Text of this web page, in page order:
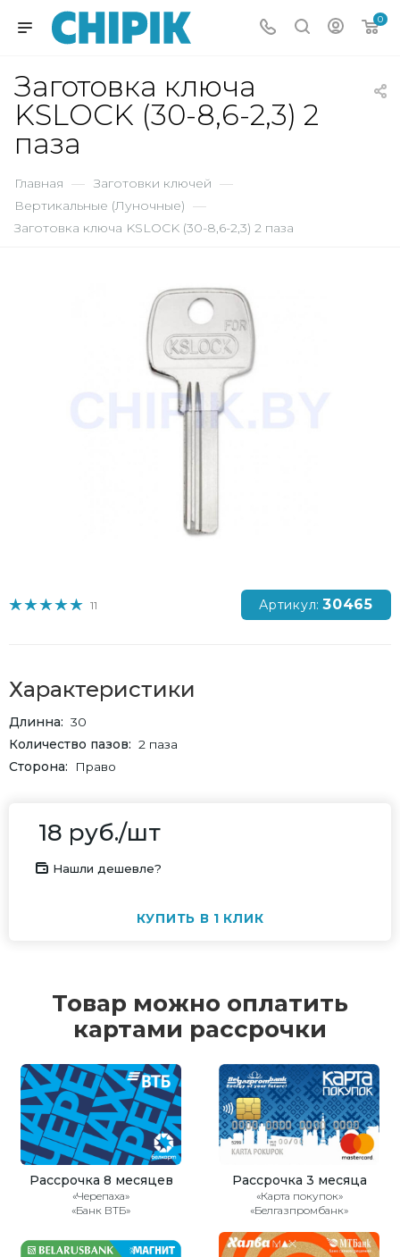
0
Заготовка ключа
KSLOCK (30-8,6-2,3) 2
паза
Главная — Заготовки ключей —
Вертикальные (Луночные) —
Заготовка ключа KSLOCK (30-8,6-2,3) 2 паза
11 Артикул: 30465
Характеристики
Длинна
30
Количество пазов
2 паза
Сторона
Право
18 руб./шт
Нашли дешевле?
КУПИТЬ В 1 КЛИК
Товар можно оплатить
картами рассрочки
Рассрочка 8 месяцев
«Черепаха»
«Банк ВТБ»
Рассрочка 3 месяца
«Карта покупок»
«Белгазпромбанк»